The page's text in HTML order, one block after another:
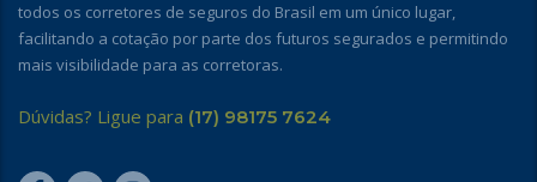
todos os corretores de seguros do Brasil em um único lugar,
facilitando a cotação por parte dos futuros segurados e permitindo
mais visibilidade para as corretoras.
Dúvidas? Ligue para (17) 98175 7624